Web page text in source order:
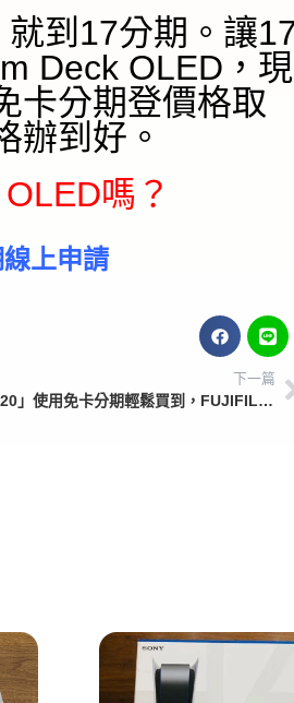
到17分期。讓
Deck OLED，現
卡分期登價格取
辦到好。
嗎？
上申請
下一篇
「FUJIFILM X-S20」使用免卡分期輕鬆買到，FUJIFILM X-S20商品開箱介紹